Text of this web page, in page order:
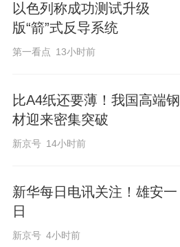
以色列称成功测试升级
版“箭”式反导系统
第一看点 13小时前
比A4纸还要薄！我国高端钢
材迎来密集突破
新京号 14小时前
新华每日电讯关注！雄安一
日
新京号 4小时前